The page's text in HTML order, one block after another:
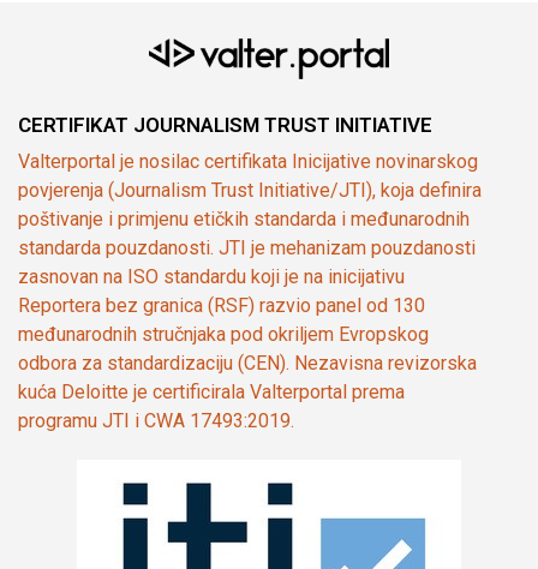
CERTIFIKAT JOURNALISM TRUST INITIATIVE
Valterportal je nosilac certifikata Inicijative novinarskog
povjerenja (Journalism Trust Initiative/JTI), koja definira
poštivanje i primjenu etičkih standarda i međunarodnih
standarda pouzdanosti. JTI je mehanizam pouzdanosti
zasnovan na ISO standardu koji je na inicijativu
Reportera bez granica (RSF) razvio panel od 130
međunarodnih stručnjaka pod okriljem Evropskog
odbora za standardizaciju (CEN). Nezavisna revizorska
kuća Deloitte je certificirala Valterportal prema
programu JTI i CWA 17493:2019.